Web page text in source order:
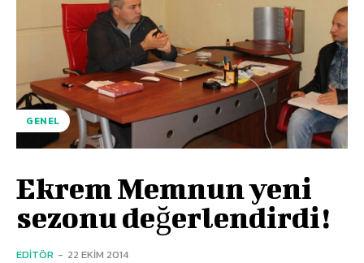
GENEL
Ekrem Memnun yeni
sezonu değerlendirdi!
EDITÖR - 22 EKIM 2014